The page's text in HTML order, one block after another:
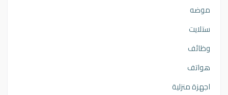
موضه
ستلايت
وظائف
هواتف
اجهزة منزلية